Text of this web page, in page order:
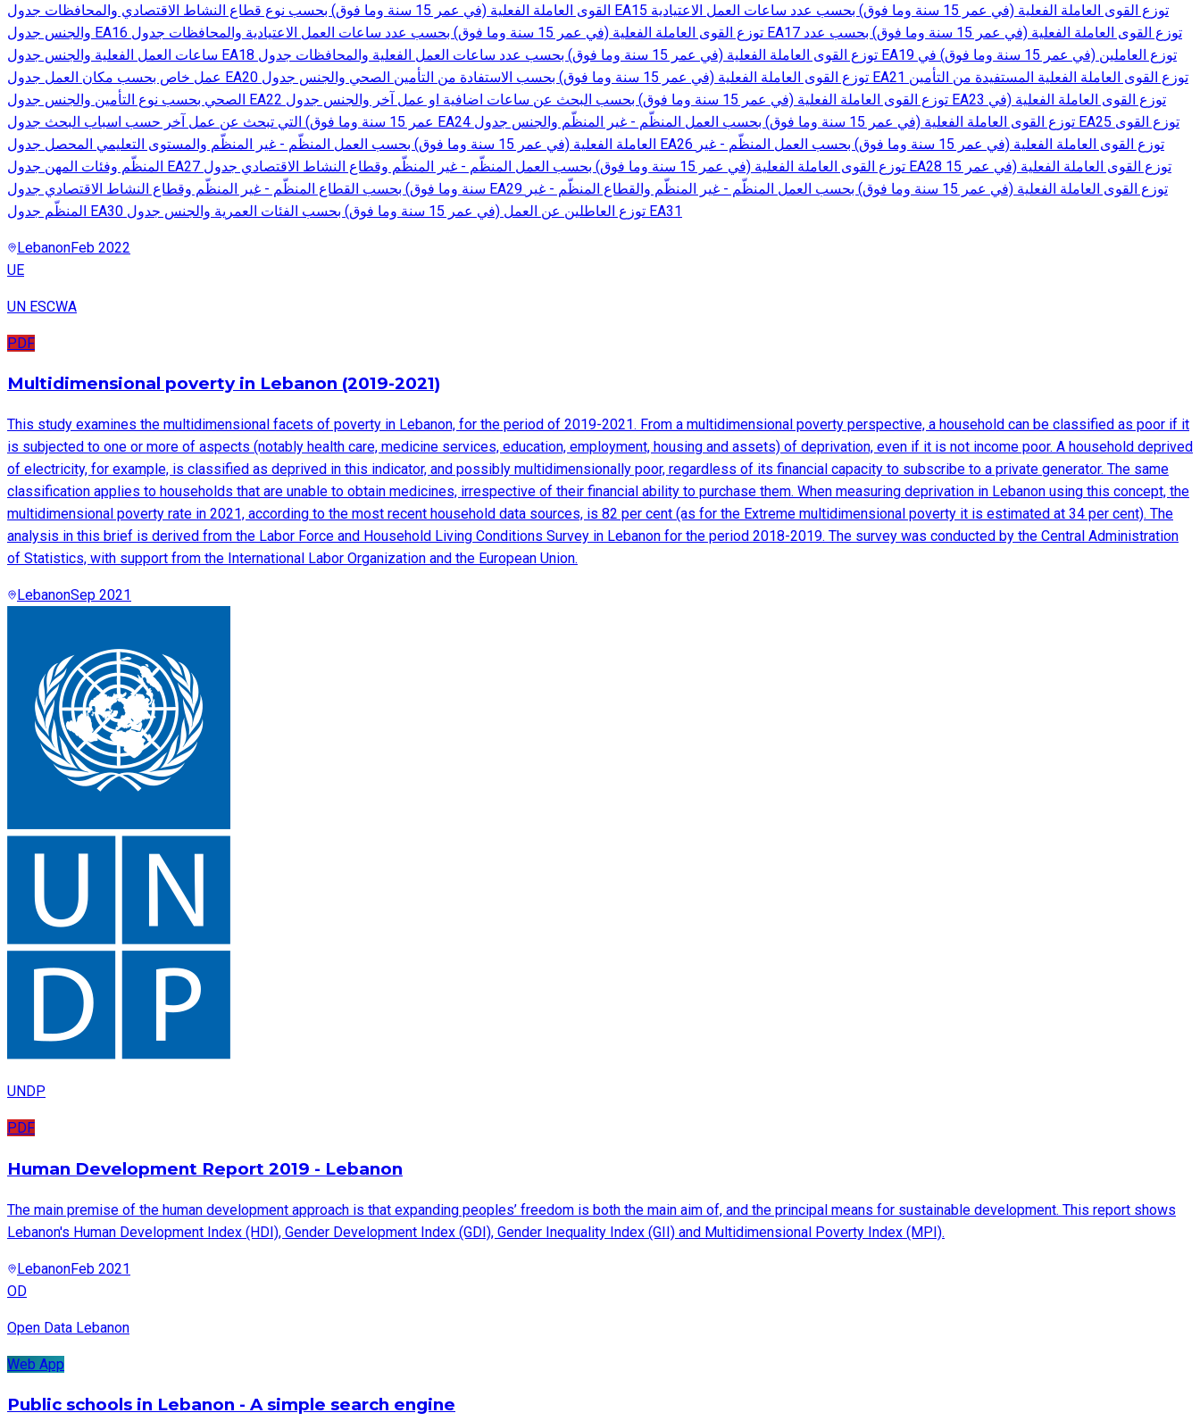
القوى العاملة الفعلية (في عمر 15 سنة وما فوق) بحسب نوع قطاع النشاط الاقتصادي والمحافظات جدول EA15 توزع القوى العاملة الفعلية (في عمر 15 سنة وما فوق) بحسب عدد ساعات العمل الاعتيادية
والجنس جدول EA16 توزع القوى العاملة الفعلية (في عمر 15 سنة وما فوق) بحسب عدد ساعات العمل الاعتيادية والمحافظات جدول EA17 توزع القوى العاملة الفعلية (في عمر 15 سنة وما فوق) بحسب عدد
ساعات العمل الفعلية والجنس جدول EA18 توزع القوى العاملة الفعلية (في عمر 15 سنة وما فوق) بحسب عدد ساعات العمل الفعلية والمحافظات جدول EA19 توزع العاملين (في عمر 15 سنة وما فوق) في
عمل خاص بحسب مكان العمل جدول EA20 توزع القوى العاملة الفعلية (في عمر 15 سنة وما فوق) بحسب الاستفادة من التأمين الصحي والجنس جدول EA21 توزع القوى العاملة الفعلية المستفيدة من التأمين
الصحي بحسب نوع التأمين والجنس جدول EA22 توزع القوى العاملة الفعلية (في عمر 15 سنة وما فوق) بحسب البحث عن ساعات اضافية او عمل آخر والجنس جدول EA23 توزع القوى العاملة الفعلية (في
عمر 15 سنة وما فوق) التي تبحث عن عمل آخر حسب اسباب البحث جدول EA24 توزع القوى العاملة الفعلية (في عمر 15 سنة وما فوق) بحسب العمل المنظّم - غير المنظّم والجنس جدول EA25 توزع القوى
العاملة الفعلية (في عمر 15 سنة وما فوق) بحسب العمل المنظّم - غير المنظّم والمستوى التعليمي المحصل جدول EA26 توزع القوى العاملة الفعلية (في عمر 15 سنة وما فوق) بحسب العمل المنظّم - غير
المنظّم وفئات المهن جدول EA27 توزع القوى العاملة الفعلية (في عمر 15 سنة وما فوق) بحسب العمل المنظّم - غير المنظّم وقطاع النشاط الاقتصادي جدول EA28 توزع القوى العاملة الفعلية (في عمر 15
سنة وما فوق) بحسب القطاع المنظّم - غير المنظّم وقطاع النشاط الاقتصادي جدول EA29 توزع القوى العاملة الفعلية (في عمر 15 سنة وما فوق) بحسب العمل المنظّم - غير المنظّم والقطاع المنظّم - غير
المنظّم جدول EA30 توزع العاطلين عن العمل (في عمر 15 سنة وما فوق) بحسب الفئات العمرية والجنس جدول EA31
LebanonFeb 2022
UE
UN ESCWA
PDF
Multidimensional poverty in Lebanon (2019-2021)
This study examines the multidimensional facets of poverty in Lebanon, for the period of 2019-2021. From a multidimensional poverty perspective, a household can be classified as poor if it
is subjected to one or more of aspects (notably health care, medicine services, education, employment, housing and assets) of deprivation, even if it is not income poor. A household deprived
of electricity, for example, is classified as deprived in this indicator, and possibly multidimensionally poor, regardless of its financial capacity to subscribe to a private generator. The same
classification applies to households that are unable to obtain medicines, irrespective of their financial ability to purchase them. When measuring deprivation in Lebanon using this concept, the
multidimensional poverty rate in 2021, according to the most recent household data sources, is 82 per cent (as for the Extreme multidimensional poverty it is estimated at 34 per cent). The
analysis in this brief is derived from the Labor Force and Household Living Conditions Survey in Lebanon for the period 2018-2019. The survey was conducted by the Central Administration
of Statistics, with support from the International Labor Organization and the European Union.
LebanonSep 2021
UNDP
PDF
Human Development Report 2019 - Lebanon
The main premise of the human development approach is that expanding peoples’ freedom is both the main aim of, and the principal means for sustainable development. This report shows
Lebanon's Human Development Index (HDI), Gender Development Index (GDI), Gender Inequality Index (GII) and Multidimensional Poverty Index (MPI).
LebanonFeb 2021
OD
Open Data Lebanon
Web App
Public schools in Lebanon - A simple search engine